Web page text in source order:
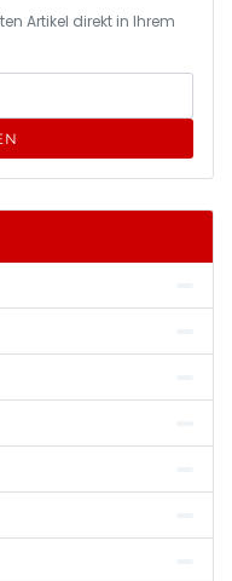
Artikel direkt in Ihrem